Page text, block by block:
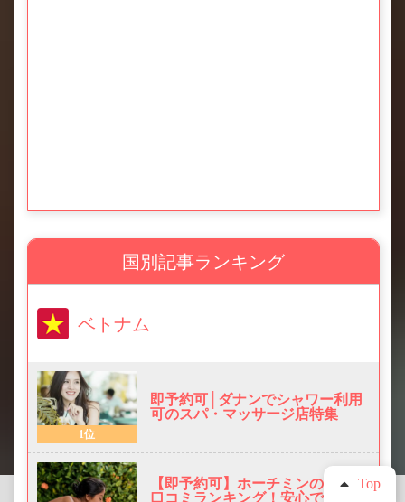
国別記事ランキング
ベトナム
1位
即予約可│ダナンでシャワー利用
可のスパ・マッサージ店特集
【即予約可】ホーチミンのスパ・
口コミランキング！安心できるお
Top